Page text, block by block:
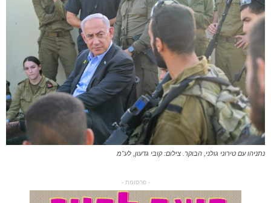
נתניהו עם טירוני גולני, הבוקר. צילום: קובי גדעון, לע"מ
- פרסומת -